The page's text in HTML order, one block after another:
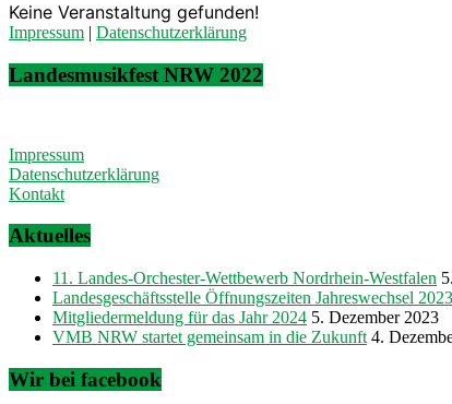
Keine Veranstaltung gefunden!
Impressum | Datenschutzerklärung
Landesmusikfest NRW 2022
Impressum
Datenschutzerklärung
Kontakt
Aktuelles
11. Landes-Orchester-Wettbewerb Nordrhein-Westfalen
Landesgeschäftsstelle Öffnungszeiten Jahreswechsel 2023
Mitgliedermeldung für das Jahr 2024 5. Dezember 2023
VMB NRW startet gemeinsam in die Zukunft 4.
Wir bei facebook